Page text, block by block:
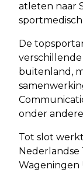
atleten naar
De
buitenland,
onder andere
Tot slot
Nederlandse
Wageningen